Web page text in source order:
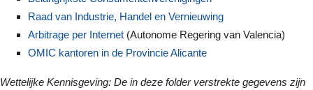
Raad van Industrie, Handel en Vernieuwing
Arbitrage per Internet (Autonome Regering van Valencia)
OMIC kantoren in de Provincie Alicante
Wettelijke Kennisgeving: De in deze folder verstrekte gegevens zijn